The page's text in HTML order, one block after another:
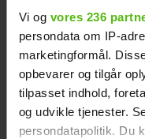
Vi og vores 236
persondata om IP-
marketingformål.
opbevarer og tilgår
tilpasset indhold,
og udvikle tjenester.
persondatapolitik. Du